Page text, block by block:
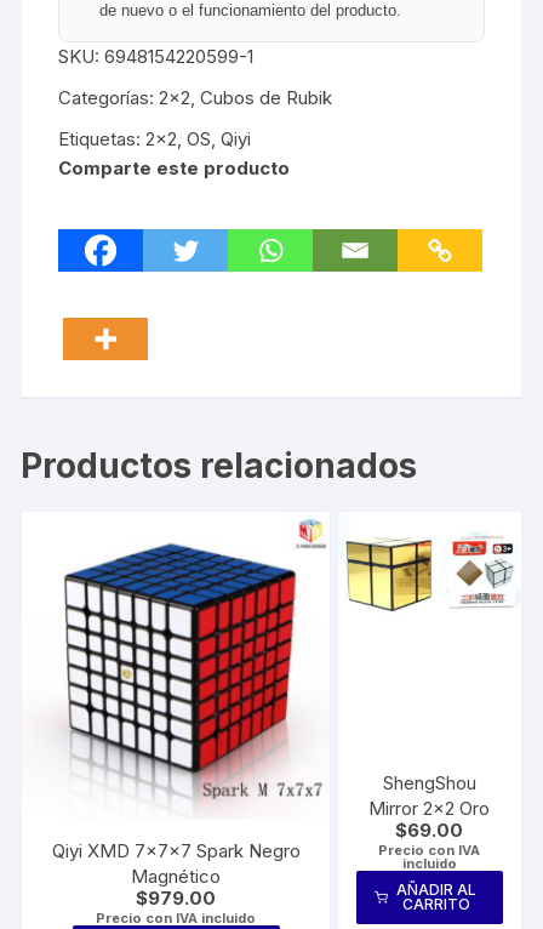
de nuevo o el funcionamiento del producto.
SKU:6948154220599-1
Categorías:2x2,Cubos de Rubik
Etiquetas:2x2,OS,Qiyi
Comparte este producto
Productos relacionados
Qiyi XMD 7x7x7 Spark Negro
Magnético
$979.00
Precio con IVA incluido
ShengShou
Mirror 2×2 Oro
$69.00
Precio con IVA
incluido
AÑADIR AL
CARRITO